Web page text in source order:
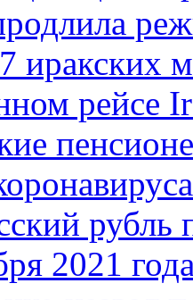
иракских
рейсе
рубль
2021